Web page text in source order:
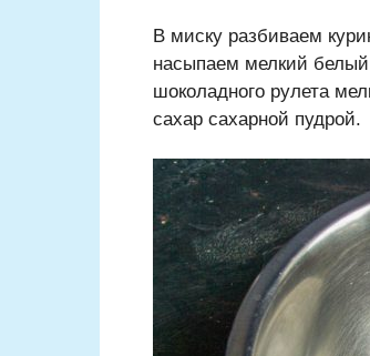
В миску разбиваем
насыпаем мелкий белый
шоколадного рулета
сахар сахарной пудрой.